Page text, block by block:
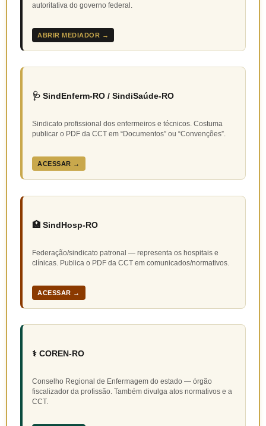
autoritativa do governo federal.
ABRIR MEDIADOR →
🩺 SindEnferm-RO / SindiSaúde-RO
Sindicato profissional dos enfermeiros e técnicos. Costuma
publicar o PDF da CCT em “Documentos” ou “Convenções”.
ACESSAR →
🏥 SindHosp-RO
Federação/sindicato patronal — representa os hospitais e
clínicas. Publica o PDF da CCT em comunicados/normativos.
ACESSAR →
⚕️ COREN-RO
Conselho Regional de Enfermagem do estado — órgão
fiscalizador da profissão. Também divulga atos normativos e a
CCT.